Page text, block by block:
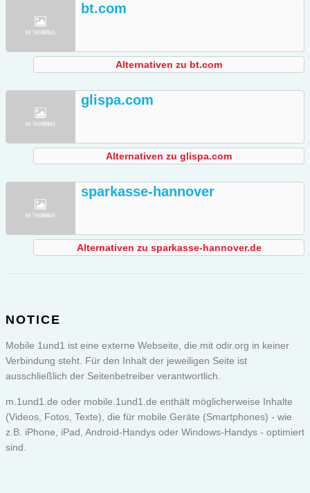
bt.com
Alternativen zu bt.com
glispa.com
Alternativen zu glispa.com
sparkasse-hannover
Alternativen zu sparkasse-hannover.de
NOTICE
Mobile 1und1 ist eine externe Webseite, die mit odir.org in keiner
Verbindung steht. Für den Inhalt der jeweiligen Seite ist
ausschließlich der Seitenbetreiber verantwortlich.
m.1und1.de oder mobile.1und1.de enthält möglicherweise Inhalte
(Videos, Fotos, Texte), die für mobile Geräte (Smartphones) - wie
z.B. iPhone, iPad, Android-Handys oder Windows-Handys - optimiert
sind.